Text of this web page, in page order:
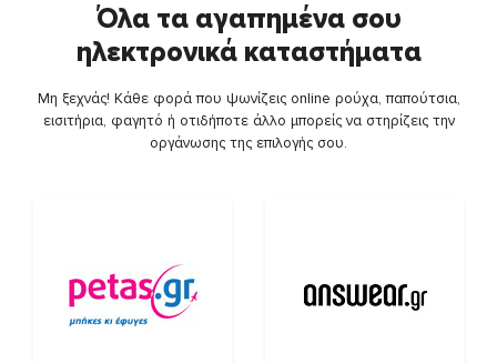
Όλα τα αγαπημένα σου
ηλεκτρονικά καταστήματα
Μη ξεχνάς! Κάθε φορά που ψωνίζεις online ρούχα, παπούτσια,
εισιτήρια, φαγητό ή οτιδήποτε άλλο μπορείς να στηρίζεις την
οργάνωσης της επιλογής σου.